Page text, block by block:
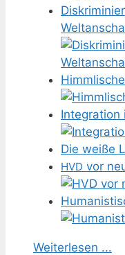
Integration
Die weiße
HVD vor
Weiterlesen ...